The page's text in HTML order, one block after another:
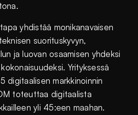
yhdistää monikanavaisen
suorituskyvyn,
ja luovan osaamisen yhdeksi
Yrityksessä
digitaalisen markkinoinnin
toteuttaa digitaalista
yli 45:een maahan.